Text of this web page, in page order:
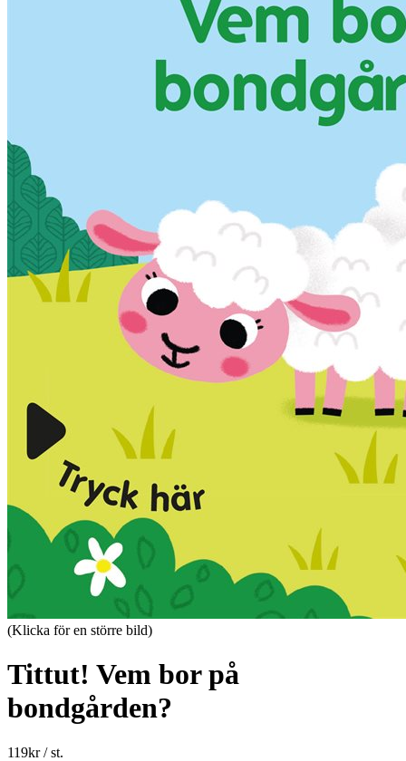
(Klicka för en större bild)
Tittut! Vem bor på
bondgården?
119kr/ st.